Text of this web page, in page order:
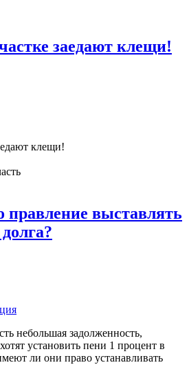
заедают клещи!
клещи!
правление выставлять
небольшая задолженность,
установить пени 1 процент в
ли они право устанавливать